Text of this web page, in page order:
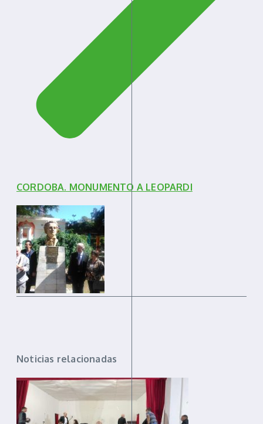
CORDOBA. MONUMENTO A LEOPARDI
Noticias relacionadas